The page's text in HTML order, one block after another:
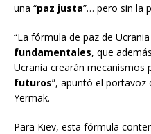
una “paz justa”… pero sin la
“La fórmula de paz de
fundamentales, que
Ucrania crearán mecanismos
futuros”, apuntó el portavoz
Yermak.
Para Kiev, esta fórmula